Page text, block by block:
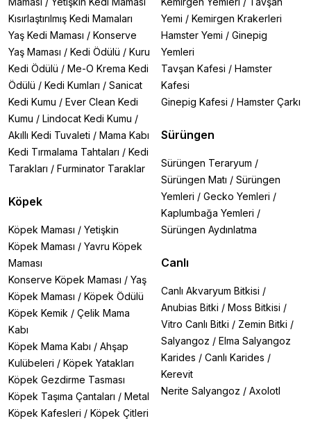
Kısırlaştırılmış Kedi Mamaları
Yaş Kedi Maması / Konserve
Yaş Maması / Kedi Ödülü / Kuru
Kedi Ödülü / Me-O Krema Kedi
Ödülü / Kedi Kumları / Sanicat
Kedi Kumu / Ever Clean Kedi
Kumu / Lindocat Kedi Kumu /
Akıllı Kedi Tuvaleti / Mama Kabı
Kedi Tırmalama Tahtaları / Kedi
Tarakları / Furminator Taraklar
Köpek
Köpek Maması / Yetişkin
Köpek Maması / Yavru Köpek
Maması
Konserve Köpek Maması / Yaş
Köpek Maması / Köpek Ödülü
Köpek Kemik / Çelik Mama
Kabı
Köpek Mama Kabı / Ahşap
Kulübeleri / Köpek Yatakları
Köpek Gezdirme Tasması
Köpek Taşıma Çantaları / Metal
Köpek Kafesleri / Köpek Çitleri
Yemi / Kemirgen Krakerleri
Hamster Yemi / Ginepig
Yemleri
Tavşan Kafesi / Hamster
Kafesi
Ginepig Kafesi / Hamster Çarkı
Sürüngen
Sürüngen Teraryum /
Sürüngen Matı / Sürüngen
Yemleri / Gecko Yemleri /
Kaplumbağa Yemleri /
Sürüngen Aydınlatma
Canlı
Canlı Akvaryum Bitkisi /
Anubias Bitki / Moss Bitkisi /
Vitro Canlı Bitki / Zemin Bitki /
Salyangoz / Elma Salyangoz
Karides / Canlı Karides /
Kerevit
Nerite Salyangoz / Axolotl